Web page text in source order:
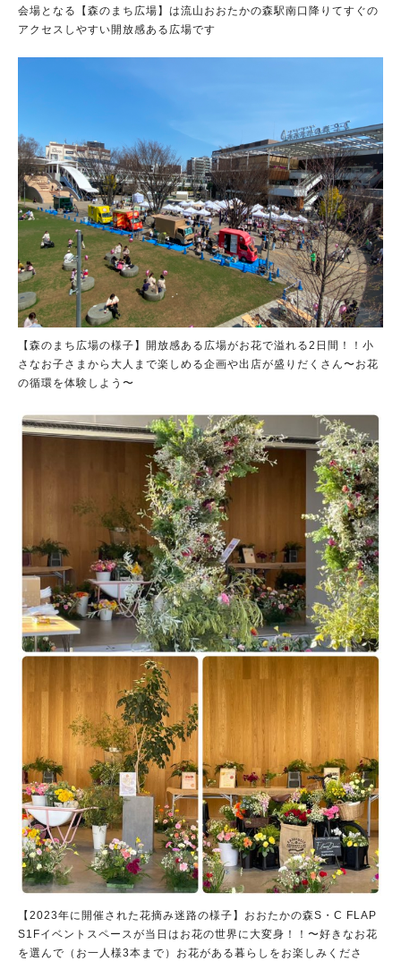
会場となる【森のまち広場】は流山おおたかの森駅南口降りてすぐの
アクセスしやすい開放感ある広場です
【森のまち広場の様子】開放感ある広場がお花で溢れる2日間！！小
さなお子さまから大人まで楽しめる企画や出店が盛りだくさん〜お花
の循環を体験しよう〜
【2023年に開催された花摘み迷路の様子】おおたかの森S・C FLAP
S1Fイベントスペースが当日はお花の世界に大変身！！〜好きなお花
を選んで（お一人様3本まで）お花がある暮らしをお楽しみくださ